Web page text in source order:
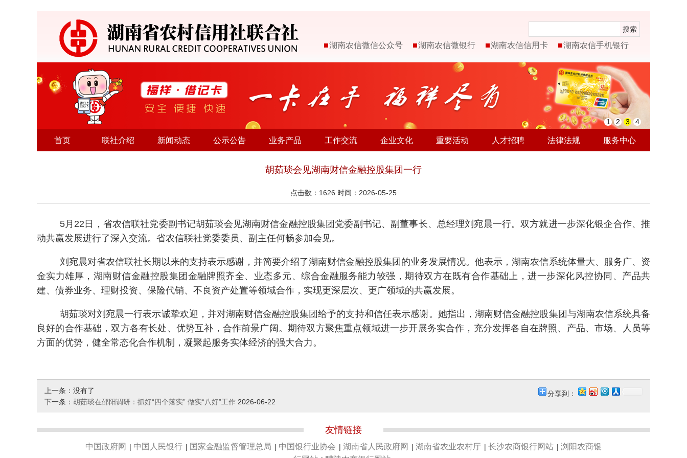
搜索
湖南农信微信公众号 湖南农信微银行 湖南农信信用卡 湖南农信手机银行
1 2 3 4
首页 联社介绍 新闻动态 公示公告 业务产品 工作交流 企业文化 重要活动 人才招聘 法律法规 服务中心
胡茹琰会见湖南财信金融控股集团一行
点击数： 1626 时间：2026-05-25
5月22日，省农信联社党委副书记胡茹琰会见湖南财信金融控股集团党委副书记、副董事长、总经理刘宛晨一行。双方就进一步深化银企合作、推
动共赢发展进行了深入交流。省农信联社党委委员、副主任何畅参加会见。
刘宛晨对省农信联社长期以来的支持表示感谢，并简要介绍了湖南财信金融控股集团的业务发展情况。他表示，湖南农信系统体量大、服务广、资
金实力雄厚，湖南财信金融控股集团金融牌照齐全、业态多元、综合金融服务能力较强，期待双方在既有合作基础上，进一步深化风控协同、产品共
建、债券业务、理财投资、保险代销、不良资产处置等领域合作，实现更深层次、更广领域的共赢发展。
胡茹琰对刘宛晨一行表示诚挚欢迎，并对湖南财信金融控股集团给予的支持和信任表示感谢。她指出，湖南财信金融控股集团与湖南农信系统具备
良好的合作基础，双方各有长处、优势互补，合作前景广阔。期待双方聚焦重点领域进一步开展务实合作，充分发挥各自在牌照、产品、市场、人员等
方面的优势，健全常态化合作机制，凝聚起服务实体经济的强大合力。
分享到：
上一条：没有了
下一条： 胡茹琰在邵阳调研：抓好“四个落实” 做实“八好”工作 2026-06-22
友情链接
中国政府网 | 中国人民银行 | 国家金融监督管理总局 | 中国银行业协会 | 湖南省人民政府网 | 湖南省农业农村厅 | 长沙农商银行网站 | 浏阳农商银